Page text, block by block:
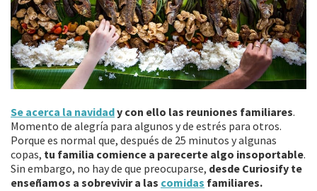
Se acerca la navidady con ello las reuniones familiares.
Momento de alegría para algunos y de estrés para otros.
Porque es normal que, después de 25 minutos y algunas
copas, tu familia comience a parecerte algo insoportable.
Sin embargo, no hay de que preocuparse, desde Curiosify te
enseñamos a sobrevivir a las comidas familiares.